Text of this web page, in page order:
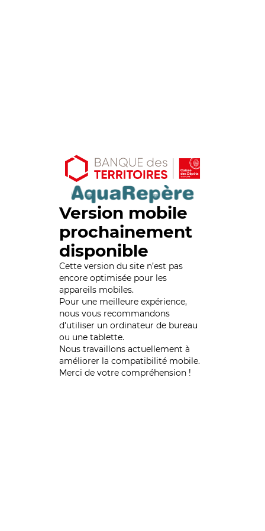
Version mobile
prochainement
disponible
Cette version du site n’est pas
encore optimisée pour les
appareils mobiles.
Pour une meilleure expérience,
nous vous recommandons
d'utiliser un ordinateur de bureau
ou une tablette.
Nous travaillons actuellement à
améliorer la compatibilité mobile.
Merci de votre compréhension !